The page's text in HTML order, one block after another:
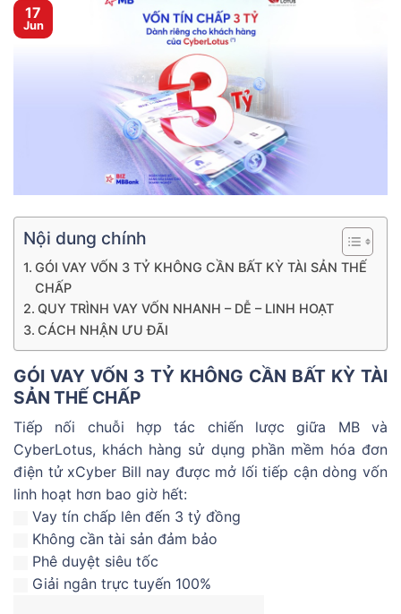
17
Jun
Nội dung chính
GÓI VAY VỐN 3 TỶ KHÔNG CẦN BẤT KỲ TÀI SẢN THẾ
CHẤP
QUY TRÌNH VAY VỐN NHANH – DỄ – LINH HOẠT
CÁCH NHẬN ƯU ĐÃI
GÓI VAY VỐN 3 TỶ KHÔNG CẦN BẤT KỲ TÀI
SẢN THẾ CHẤP
Tiếp nối chuỗi hợp tác chiến lược giữa MB và
CyberLotus, khách hàng sử dụng phần mềm hóa đơn
điện tử xCyber Bill nay được mở lối tiếp cận dòng vốn
linh hoạt hơn bao giờ hết:
Vay tín chấp lên đến 3 tỷ đồng
Không cần tài sản đảm bảo
Phê duyệt siêu tốc
Giải ngân trực tuyến 100%